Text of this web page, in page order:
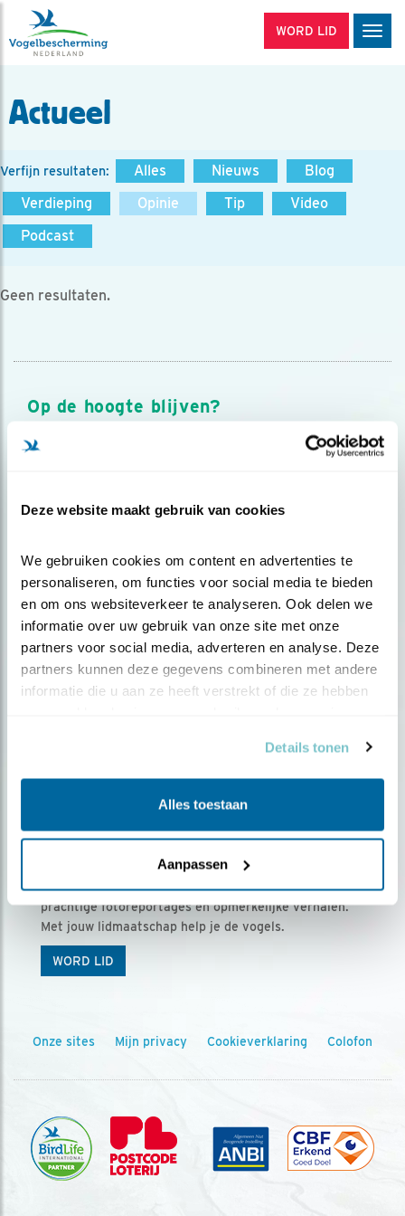
Deze website maakt gebruik van cookies
We gebruiken cookies om content en advertenties te
personaliseren, om functies voor social media te bieden
en om ons websiteverkeer te analyseren. Ook delen we
informatie over uw gebruik van onze site met onze
partners voor social media, adverteren en analyse. Deze
partners kunnen deze gegevens combineren met andere
informatie die u aan ze heeft verstrekt of die ze hebben
Details tonen
Alles toestaan
Aanpassen
WORD LID
Actueel
Verfijn resultaten: Alles Nieuws
Blog
Verdieping
Opinie Tip
Video
Podcast
Geen resultaten.
Op de hoogte blijven?
Meld je aan en ontvang nieuws, inspiratie, acties en tips
over vogels en activiteiten van Vogelbescherming.
Ontvang 5 x Vogels voor € 36,00 per jaar
Vogels is het tijdschrift voor onze leden, met
prachtige fotoreportages en opmerkelijke verhalen.
Met jouw lidmaatschap help je de vogels.
WORD LID
Onze sites Mijn privacy Cookieverklaring Colofon